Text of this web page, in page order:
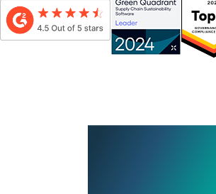
Newsletters und anderer Werbenachrichten per E-Mail
Datenschutzrichtlinie von Assent